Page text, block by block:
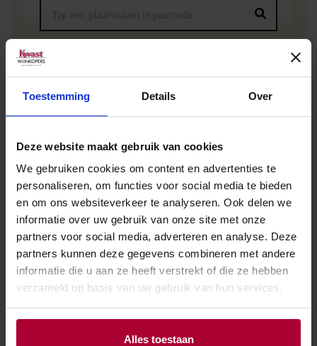
Toestemming Details Over
Deze website maakt gebruik van cookies
We gebruiken cookies om content en advertenties te
personaliseren, om functies voor social media te bieden
en om ons websiteverkeer te analyseren. Ook delen we
informatie over uw gebruik van onze site met onze
partners voor social media, adverteren en analyse. Deze
partners kunnen deze gegevens combineren met andere
informatie die u aan ze heeft verstrekt of die ze hebben
verzameld op basis van uw gebruik van hun services.
Alles toestaan